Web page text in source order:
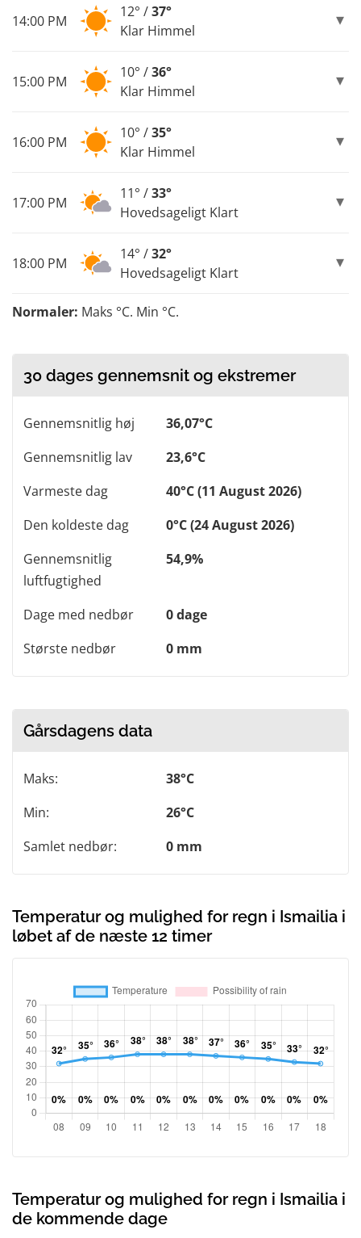
14:00 PM
12° /37°
Klar Himmel
15:00 PM
10° /36°
Klar Himmel
16:00 PM
10° /35°
Klar Himmel
17:00 PM
11° /33°
Hovedsageligt Klart
18:00 PM
14° /32°
Hovedsageligt Klart
Normaler: Maks °C. Min °C.
30 dages gennemsnit og ekstremer
Gennemsnitlig høj
36,07°C
Gennemsnitlig lav
23,6°C
Varmeste dag
40°C (11 August 2026)
Den koldeste dag
0°C (24 August 2026)
Gennemsnitlig
luftfugtighed
54,9%
Dage med nedbør
0 dage
Største nedbør
0 mm
Gårsdagens data
Maks:
38°C
Min:
26°C
Samlet nedbør:
0 mm
Temperatur og mulighed for regn i Ismailia i
løbet af de næste 12 timer
Temperatur og mulighed for regn i Ismailia i
de kommende dage